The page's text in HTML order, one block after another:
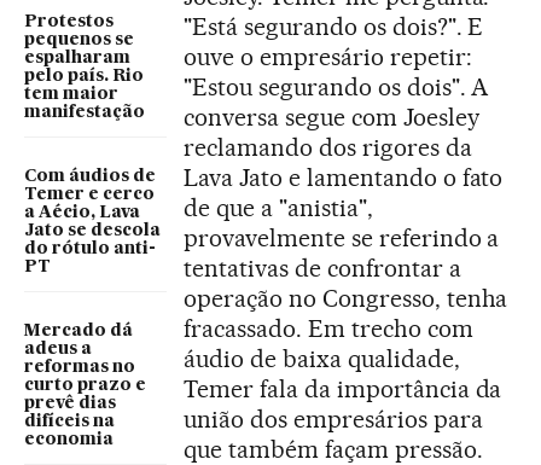
Protestos
pequenos se
espalharam
pelo país. Rio
tem maior
manifestação
Com áudios de
Temer e cerco
a Aécio, Lava
Jato se descola
do rótulo anti-
PT
Mercado dá
adeus a
reformas no
curto prazo e
prevê dias
difíceis na
economia
"Está segurando os dois?". E
ouve o empresário repetir:
"Estou segurando os dois". A
conversa segue com Joesley
reclamando dos rigores da
Lava Jato e lamentando o fato
de que a "anistia",
provavelmente se referindo a
tentativas de confrontar a
operação no Congresso, tenha
fracassado. Em trecho com
áudio de baixa qualidade,
Temer fala da importância da
união dos empresários para
que também façam pressão.